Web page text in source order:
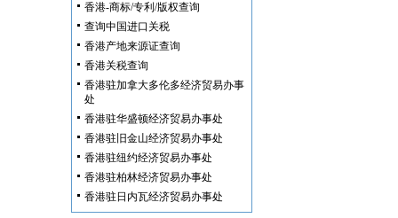
香港-商标/专利/版权查询
查询中国进口关税
香港产地来源证查询
香港关税查询
香港驻加拿大多伦多经济贸易办事
处
香港驻华盛顿经济贸易办事处
香港驻旧金山经济贸易办事处
香港驻纽约经济贸易办事处
香港驻柏林经济贸易办事处
香港驻日内瓦经济贸易办事处